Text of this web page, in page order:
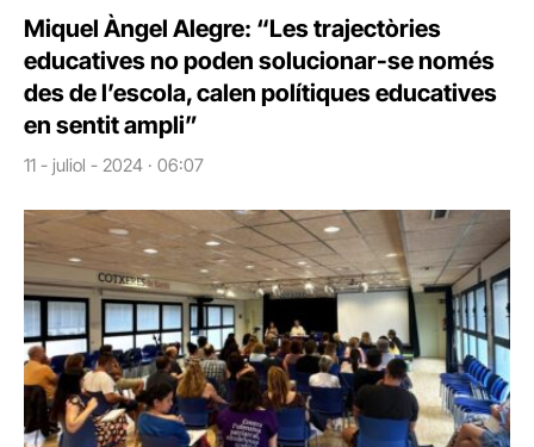
Miquel Àngel Alegre: “Les trajectòries
educatives no poden solucionar-se només
des de l’escola, calen polítiques educatives
en sentit ampli”
11 - juliol - 2024 · 06:07